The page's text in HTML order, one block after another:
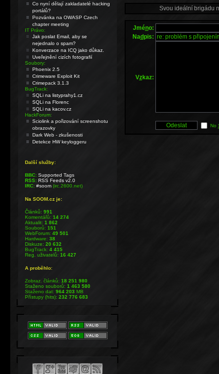
Svou ideální brigádu
Jméno:
Nadpis:
Vzkaz:
No
Co nyní dělají zakladatelé hacking
portálů?
Pozvánka na OWASP Czech
chapter meeting
IT Právo:
Jak poslat Email, aby se
nejednalo o spam?
Konverzace na ICQ jako důkaz.
Uveřejnění cizích fotografií
Soubory:
Phoenix 2.5
Crimeware Exploit Kit
Crimepack 3.1.3
BugTrack:
SQLi na listyprahy1.cz
SQLi na Florenc
SQLi na kacov.cz
HackForum:
Sciolink a pořizování screenshotu
obrazovky
Dark Web - zkušenosti
Detekce HW keyloggeru
Další služby:
BBC: Supported Tags
RSS: RSS Feeds v2.0
IRC: #soom(irc.2600.net)
Na SOOM.cz je:
Článků:991
Komentářů:14 274
Aktualit:1 862
Souborů:151
WebForum:49 501
Hardware:38
Diskuze:20 632
BugTrack:4 415
Reg. uživatelů:16 427
A proběhlo:
Zobraz. článků:18 251 980
Staženo souborů:1 463 580
Staženo dat:964 203MB
Přístupy (hits):232 776 683